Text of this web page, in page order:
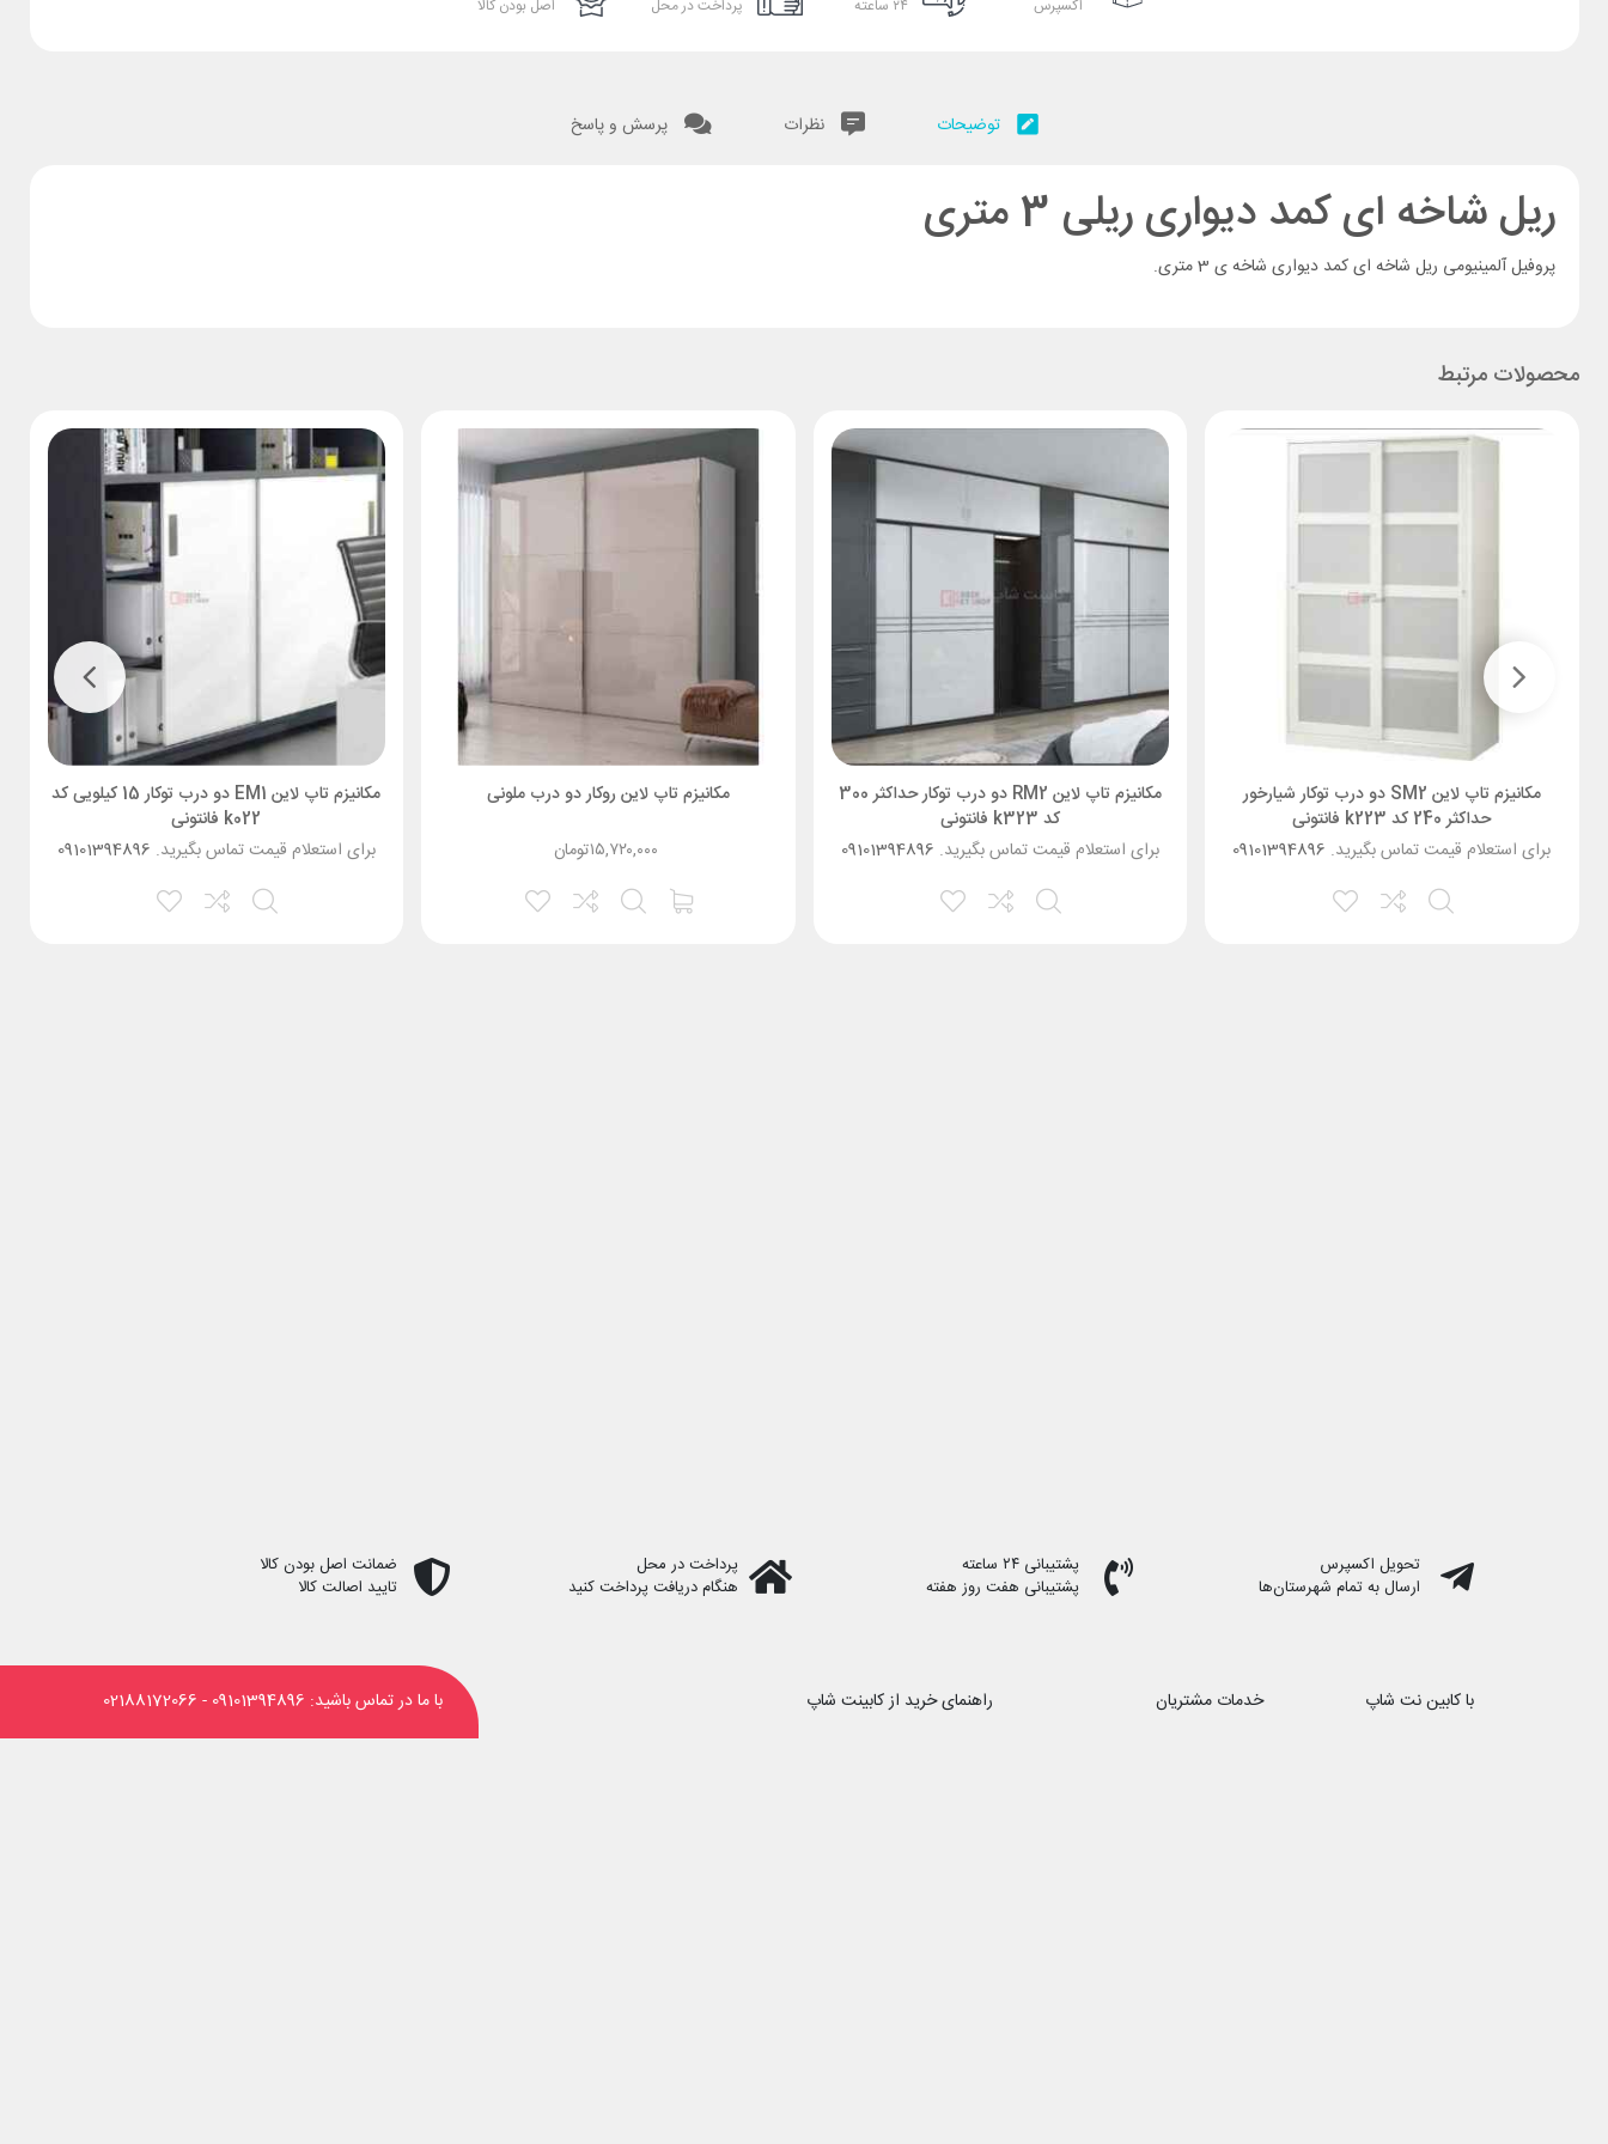
اکسپرس ۲۴ ساعته پرداخت در محل اصل بودن کالا
توضیحات نظرات پرسش و پاسخ
ریل شاخه ای کمد دیواری ریلی 3 متری
پروفیل آلمینیومی ریل شاخه ای کمد دیواری شاخه ی 3 متری.
محصولات مرتبط
مکانیزم تاپ لاین SM2 دو درب توکار شیارخور
حداکثر 240 کد k223 فانتونی
برای استعلام قیمت تماس بگیرید. 09101394896
مکانیزم تاپ لاین RM2 دو درب توکار حداکثر 300
کد k323 فانتونی
برای استعلام قیمت تماس بگیرید. 09101394896
مکانیزم تاپ لاین روکار دو درب ملونی
۱۵,۷۲۰,۰۰۰تومان
مکانیزم تاپ لاین EM1 دو درب توکار 15 کیلویی کد
k022 فانتونی
برای استعلام قیمت تماس بگیرید. 09101394896
با ما در تماس باشید: 09101394896
-
02188172066
تحویل اکسپرس
ارسال به تمام شهرستان‌ها
پشتیبانی ۲۴ ساعته
پشتیبانی هفت روز هفته
پرداخت در محل
هنگام دریافت پرداخت کنید
ضمانت اصل بودن کالا
تایید اصالت کالا
با کابین نت شاپ
خدمات مشتریان
راهنمای خرید از کابینت شاپ